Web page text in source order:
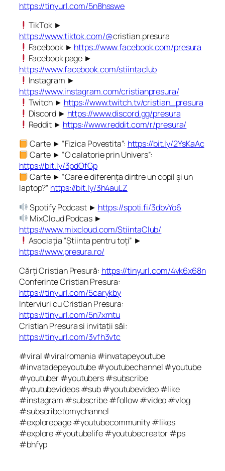
https://tinyurl.com/5n8hsswe
TikTok ►
https://www.tiktok.com/@cristian.presura
Facebook ► https://www.facebook.com/presura
Facebook page ►
https://www.facebook.com/stiintaclub
Instagram ►
https://www.instagram.com/cristianpresura/
Twitch ► https://www.twitch.tv/cristian_presura
Discord ► https://www.discord.gg/presura
Reddit ► https://www.reddit.com/r/presura/
Carte ► “Fizica Povestita”: https://bit.ly/2YsKaAc
Carte ► “O calatorie prin Univers”:
https://bit.ly/3pdOfGp
Carte ► “Care e diferența dintre un copil și un
laptop?” https://bit.ly/3h4auLZ
Spotify Podcast ► https://spoti.fi/3dbvYo6
MixCloud Podcas ►
https://www.mixcloud.com/StiintaClub/
Asociația “Știinta pentru toți” ►
https://www.presura.ro/
Cărți Cristian Presură: https://tinyurl.com/4vk6x68n
Conferinte Cristian Presura:
https://tinyurl.com/5carykby
Interviuri cu Cristian Presura:
https://tinyurl.com/5n7xrntu
Cristian Presura si invitații săi:
https://tinyurl.com/3vfh3vtc
#viral #viralromania #invatapeyoutube
#invatadepeyoutube #youtubechannel #youtube
#youtuber #youtubers #subscribe
#youtubevideos #sub #youtubevideo #like
#instagram #subscribe #follow #video #vlog
#subscribetomychannel
#explorepage #youtubecommunity #likes
#explore #youtubelife #youtubecreator #ps
#bhfyp